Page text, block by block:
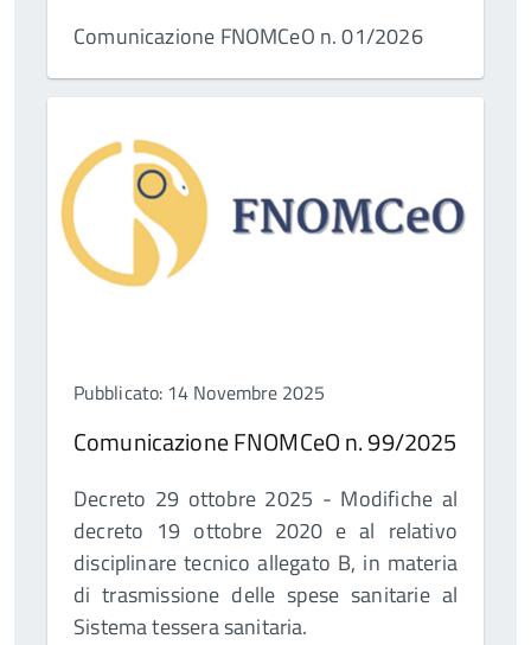
Comunicazione FNOMCeO n. 01/2026
Pubblicato: 14 Novembre 2025
Comunicazione FNOMCeO n. 99/2025
Decreto 29 ottobre 2025 - Modifiche al
decreto 19 ottobre 2020 e al relativo
disciplinare tecnico allegato B, in materia
di trasmissione delle spese sanitarie al
Sistema tessera sanitaria.